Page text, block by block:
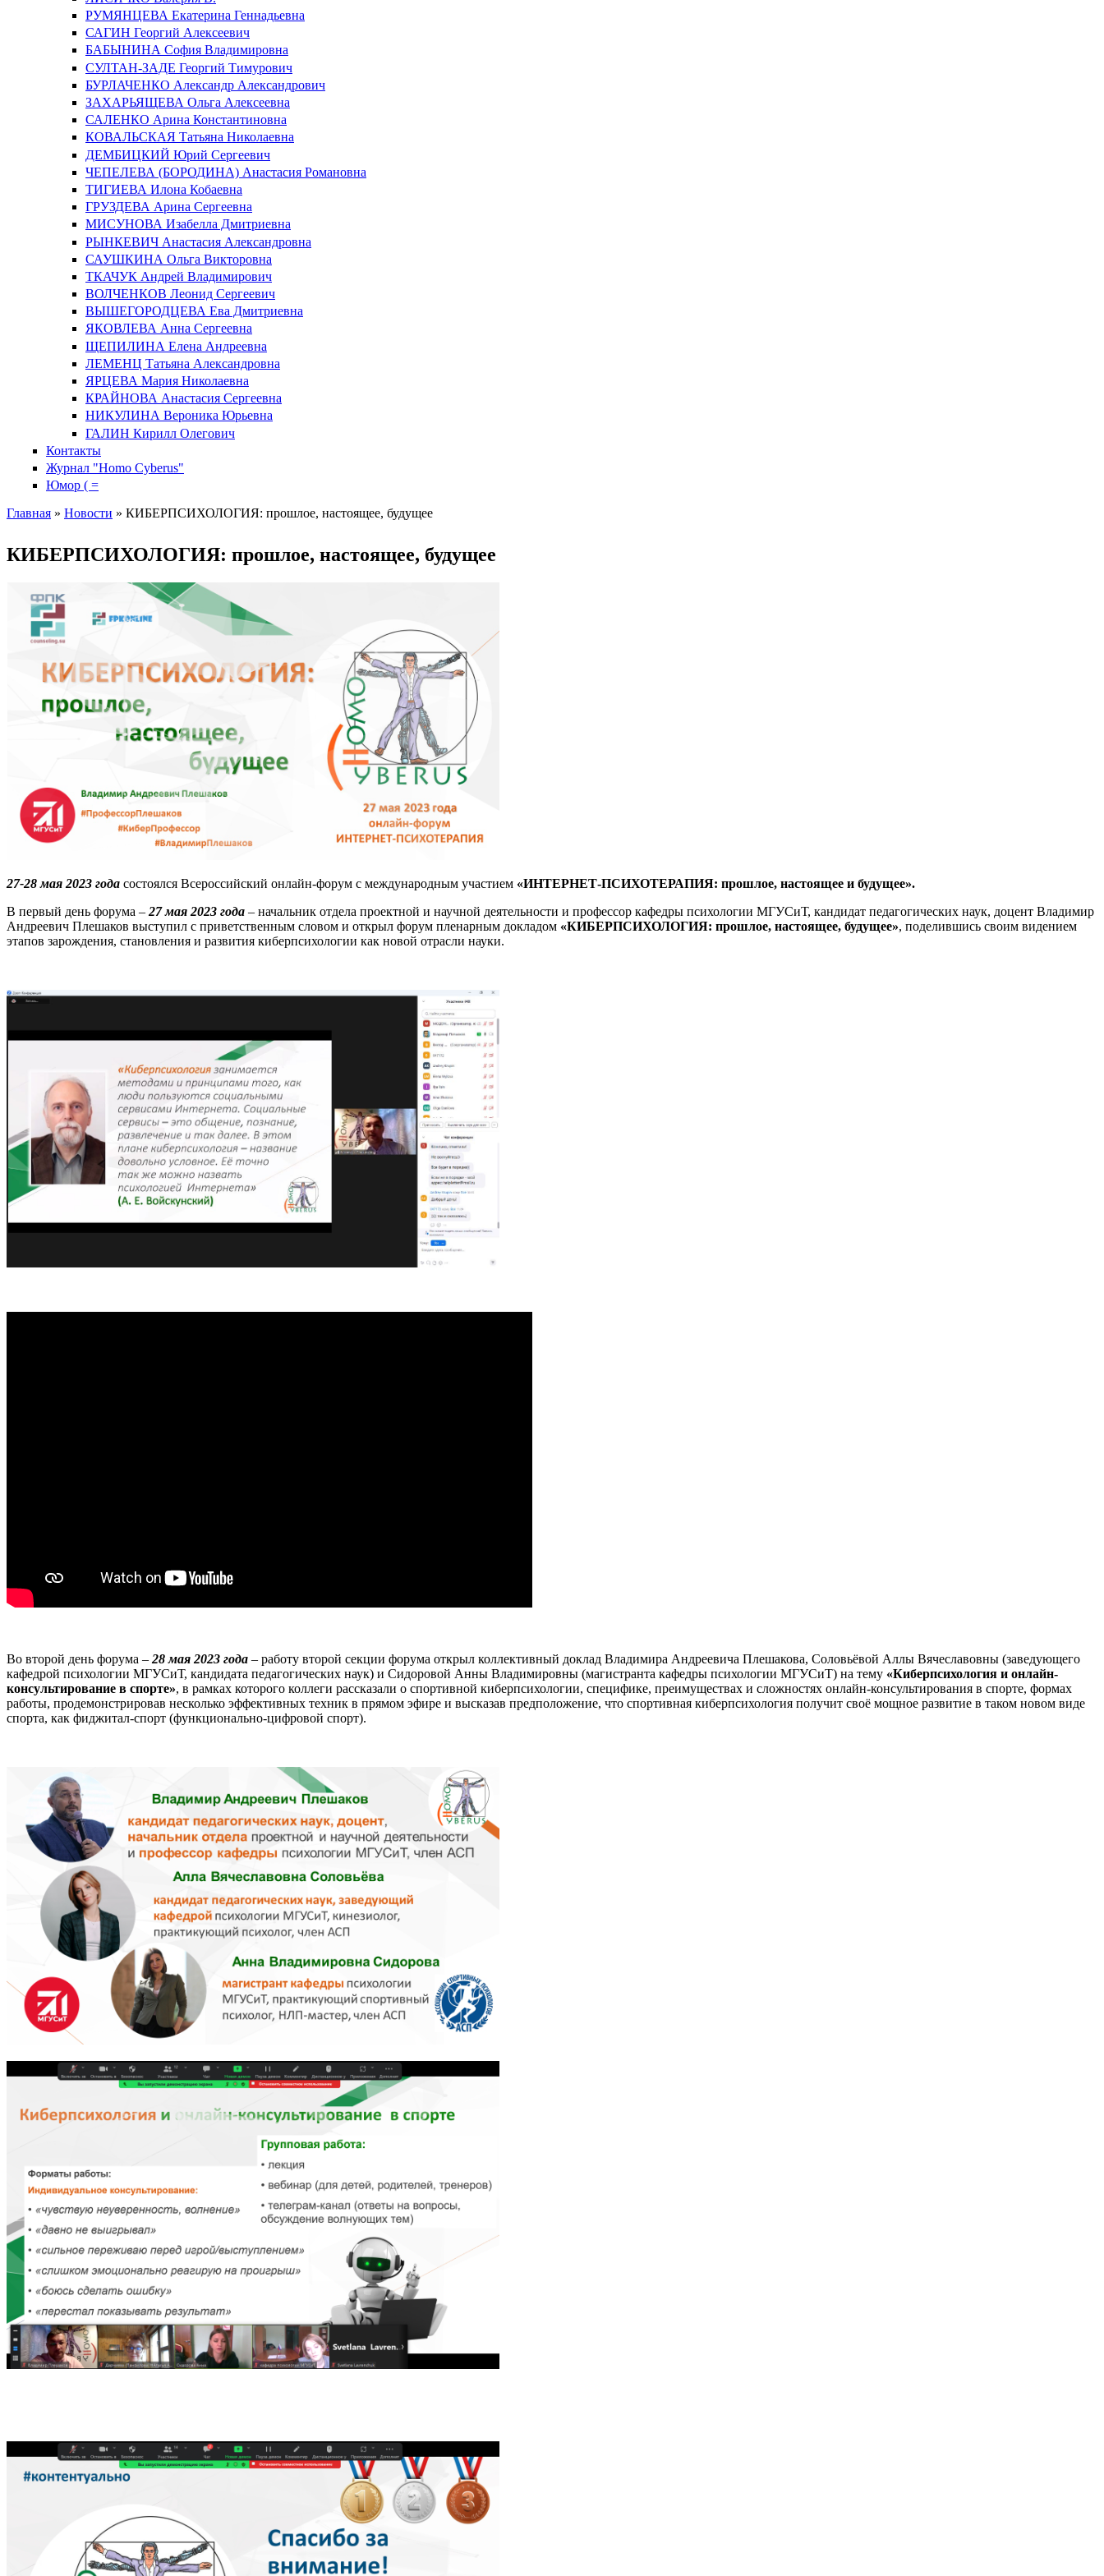
РУМЯНЦЕВА Екатерина Геннадьевна
САГИН Георгий Алексеевич
БАБЫНИНА София Владимировна
СУЛТАН-ЗАДЕ Георгий Тимурович
БУРЛАЧЕНКО Александр Александрович
ЗАХАРЬЯЩЕВА Ольга Алексеевна
САЛЕНКО Арина Константиновна
КОВАЛЬСКАЯ Татьяна Николаевна
ДЕМБИЦКИЙ Юрий Сергеевич
ЧЕПЕЛЕВА (БОРОДИНА) Анастасия Романовна
ТИГИЕВА Илона Кобаевна
ГРУЗДЕВА Арина Сергеевна
МИСУНОВА Изабелла Дмитриевна
РЫНКЕВИЧ Анастасия Александровна
САУШКИНА Ольга Викторовна
ТКАЧУК Андрей Владимирович
ВОЛЧЕНКОВ Леонид Сергеевич
ВЫШЕГОРОДЦЕВА Ева Дмитриевна
ЯКОВЛЕВА Анна Сергеевна
ЩЕПИЛИНА Елена Андреевна
ЛЕМЕНЦ Татьяна Александровна
ЯРЦЕВА Мария Николаевна
КРАЙНОВА Анастасия Сергеевна
НИКУЛИНА Вероника Юрьевна
ГАЛИН Кирилл Олегович
Контакты
Журнал "Homo Cyberus"
Юмор ( =
Главная » Новости » КИБЕРПСИХОЛОГИЯ: прошлое, настоящее, будущее
КИБЕРПСИХОЛОГИЯ: прошлое, настоящее, будущее
27-28 мая 2023 года состоялся Всероссийский онлайн-форум с международным участием «ИНТЕРНЕТ-ПСИХОТЕРАПИЯ: прошлое, настоящее и будущее».
В первый день форума – 27 мая 2023 года – начальник отдела проектной и научной деятельности и профессор кафедры психологии МГУСиТ, кандидат педагогических наук, доцент Владимир
Андреевич Плешаков выступил с приветственным словом и открыл форум пленарным докладом «КИБЕРПСИХОЛОГИЯ: прошлое, настоящее, будущее», поделившись своим видением
этапов зарождения, становления и развития киберпсихологии как новой отрасли науки.
Во второй день форума – 28 мая 2023 года – работу второй секции форума открыл коллективный доклад Владимира Андреевича Плешакова, Соловьёвой Аллы Вячеславовны (заведующего
кафедрой психологии МГУСиТ, кандидата педагогических наук) и Сидоровой Анны Владимировны (магистранта кафедры психологии МГУСиТ) на тему «Киберпсихология и онлайн-
консультирование в спорте», в рамках которого коллеги рассказали о спортивной киберпсихологии, специфике, преимуществах и сложностях онлайн-консультирования в спорте, формах
работы, продемонстрировав несколько эффективных техник в прямом эфире и высказав предположение, что спортивная киберпсихология получит своё мощное развитие в таком новом виде
спорта, как фиджитал-спорт (функционально-цифровой спорт).